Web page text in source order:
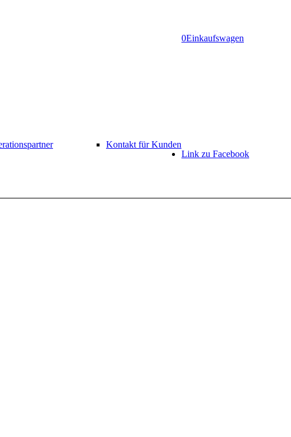
Kontakt für Kunden
0Einkaufswagen
Link zu Facebook